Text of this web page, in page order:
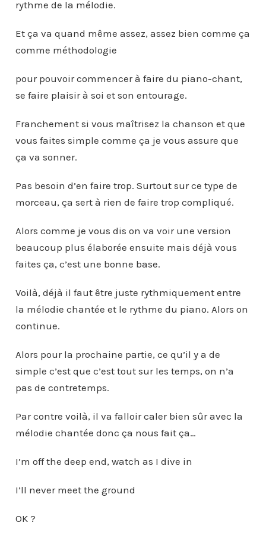
rythme de la mélodie.
Et ça va quand même assez, assez bien comme ça
comme méthodologie
pour pouvoir commencer à faire du piano-chant,
se faire plaisir à soi et son entourage.
Franchement si vous maîtrisez la chanson et que
vous faites simple comme ça je vous assure que
ça va sonner.
Pas besoin d’en faire trop. Surtout sur ce type de
morceau, ça sert à rien de faire trop compliqué.
Alors comme je vous dis on va voir une version
beaucoup plus élaborée ensuite mais déjà vous
faites ça, c’est une bonne base.
Voilà, déjà il faut être juste rythmiquement entre
la mélodie chantée et le rythme du piano. Alors on
continue.
Alors pour la prochaine partie, ce qu’il y a de
simple c’est que c’est tout sur les temps, on n’a
pas de contretemps.
Par contre voilà, il va falloir caler bien sûr avec la
mélodie chantée donc ça nous fait ça…
I’m off the deep end, watch as I dive in
I’ll never meet the ground
OK ?